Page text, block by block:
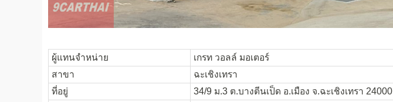
ผู้แทนจำหน่าย
เกรท วอลล์ มอเตอร์
สาขา
ฉะเชิงเทรา
ที่อยู่
34/9 ม.3 ต.บางตีนเป็ด อ.เมือง จ.ฉะเชิงเทรา 24000